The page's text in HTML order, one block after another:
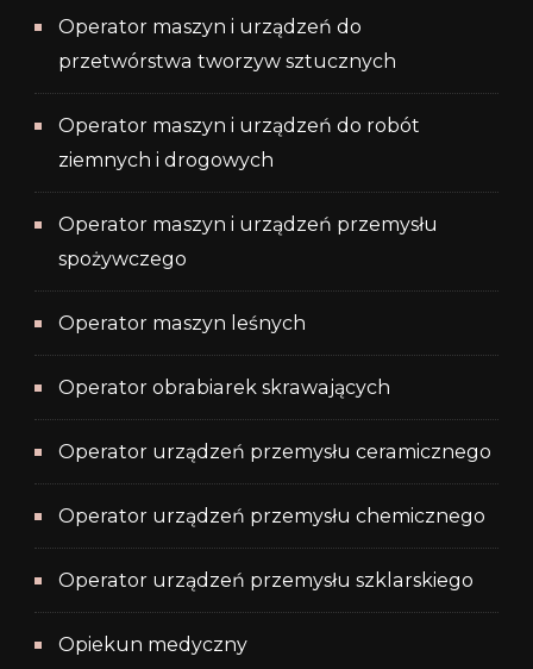
Operator maszyn i urządzeń do
przetwórstwa tworzyw sztucznych
Operator maszyn i urządzeń do robót
ziemnych i drogowych
Operator maszyn i urządzeń przemysłu
spożywczego
Operator maszyn leśnych
Operator obrabiarek skrawających
Operator urządzeń przemysłu ceramicznego
Operator urządzeń przemysłu chemicznego
Operator urządzeń przemysłu szklarskiego
Opiekun medyczny